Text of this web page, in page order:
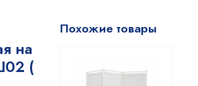
на
(
Похожие товары